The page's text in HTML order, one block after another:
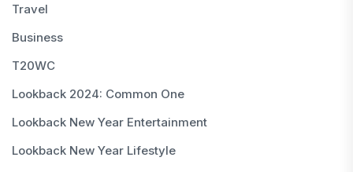
Travel
Business
T20WC
Lookback 2024: Common One
Lookback New Year Entertainment
Lookback New Year Lifestyle